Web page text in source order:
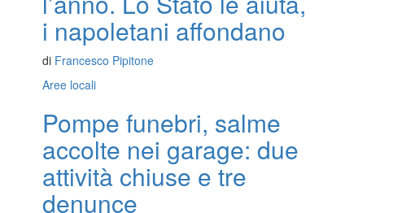
i napoletani affondano
di Francesco Pipitone
Aree locali
Pompe funebri, salme
accolte nei garage: due
attività chiuse e tre
denunce